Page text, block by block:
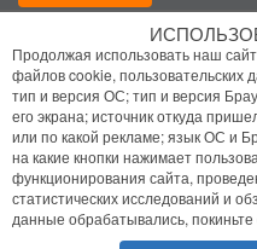
Присоединиться:
Политика
Продолжая использовать наш
файлов cookie, пользовательских
тип и версия ОС; тип и версия
его экрана; источник откуда
или по какой рекламе; язык ОС и
на какие кнопки нажимает
функционирования сайта,
статистических исследований и
данные обрабатывались, покиньте